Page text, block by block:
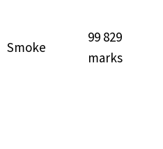
Smoke
99 829
marks